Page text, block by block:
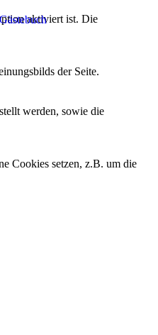
Gästebuchaktiviert ist. Die
der Seite.
werden, sowie die
Cookies setzen, z.B. um die